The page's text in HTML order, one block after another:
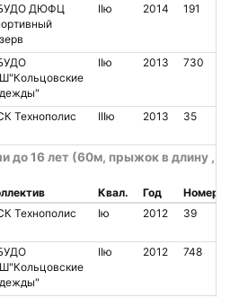
ДЮФЦ
IIю 2014 191
IIю 2013 730
Технополис IIIю 2013 35
до 16 лет (60м, прыжок в длину ,
Квал. Год
Номер
Технополис Iю 2012 39
IIю 2012 748